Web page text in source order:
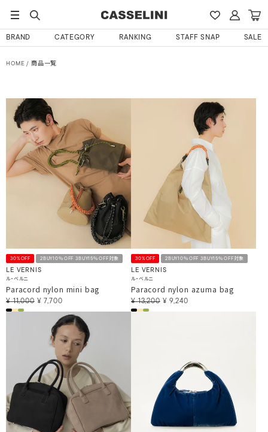
BRAND CATEGORY RANKING STAFF SNAP SALE
HOME 商品一覧
30%OFF 2BUY10％OFF 3BUY15％OFF対象
LE VERNIS
ル・ベルニ
Paracord nylon mini bag
¥ 11,000 ¥ 7,700
30%OFF 2BUY10％OFF 3BUY15％OFF対象
LE VERNIS
ル・ベルニ
Paracord nylon azuma bag
¥ 13,200 ¥ 9,240